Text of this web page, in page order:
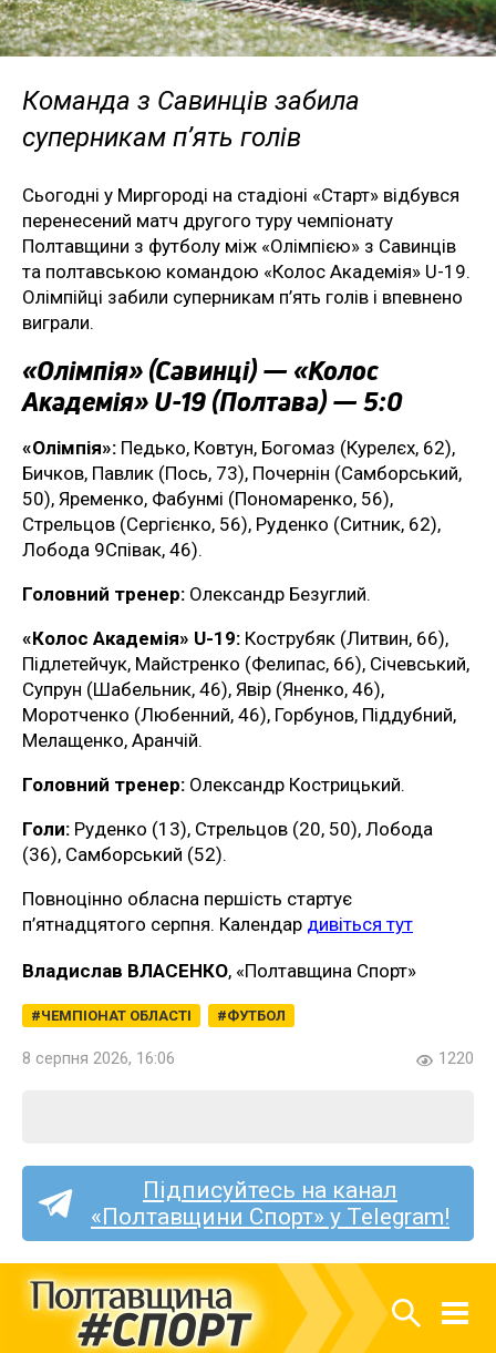
Команда з Савинців забила
суперникам п’ять голів
Сьогодні у Миргороді на стадіоні «Старт» відбувся
перенесений матч другого туру чемпіонату
Полтавщини з футболу між «Олімпією» з Савинців
та полтавською командою «Колос Академія» U-19.
Олімпійці забили суперникам п’ять голів і впевнено
виграли.
«Олімпія» (Савинці) — «Колос
Академія» U-19 (Полтава) — 5:0
«Олімпія»: Педько, Ковтун, Богомаз (Курелєх, 62),
Бичков, Павлик (Пось, 73), Почернін (Самборський,
50), Яременко, Фабунмі (Пономаренко, 56),
Стрельцов (Сергієнко, 56), Руденко (Ситник, 62),
Лобода 9Співак, 46).
Головний тренер: Олександр Безуглий.
«Колос Академія» U-19: Кострубяк (Литвин, 66),
Підлетейчук, Майстренко (Фелипас, 66), Січевський,
Супрун (Шабельник, 46), Явір (Яненко, 46),
Моротченко (Любенний, 46), Горбунов, Піддубний,
Мелащенко, Аранчій.
Головний тренер: Олександр Кострицький.
Голи: Руденко (13), Стрельцов (20, 50), Лобода
(36), Самборський (52).
Повноцінно обласна першість стартує
п’ятнадцятого серпня. Календар дивіться тут
Владислав ВЛАСЕНКО, «Полтавщина Спорт»
ЧЕМПІОНАТ ОБЛАСТІ ФУТБОЛ
8 серпня 2026, 16:06 1220
Підписуйтесь на канал
«Полтавщини Спорт» у Telegram!